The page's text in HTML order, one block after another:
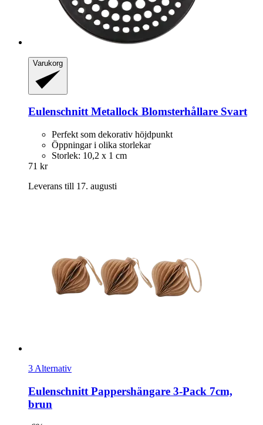
Varukorg
EulenschnittMetallock Blomsterhållare Svart
Perfekt som dekorativ höjdpunkt
Öppningar i olika storlekar
Storlek: 10,2 x 1 cm
71 kr
Leverans till 17. augusti
3 Alternativ
Eulenschnitt Pappershängare 3-​Pack 7cm,
brun